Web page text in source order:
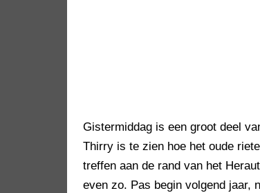
Gistermiddag is een groot deel
Thirry is te zien hoe het oude
treffen aan de rand van het
even zo. Pas begin volgend jaar,